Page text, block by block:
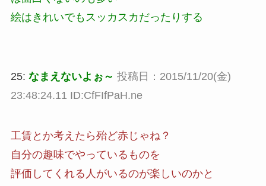
絵はきれいでもスッカスカだったりする
25: なまえないよぉ～ 投稿日：2015/11/20(金)
23:48:24.11 ID:CfFIfPaH.ne
工賃とか考えたら殆ど赤じゃね？
自分の趣味でやっているものを
評価してくれる人がいるのが楽しいのかと